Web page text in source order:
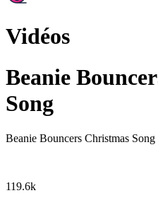
Vidéos
Beanie
Song
Beanie Bouncers Christmas Song
119.6k